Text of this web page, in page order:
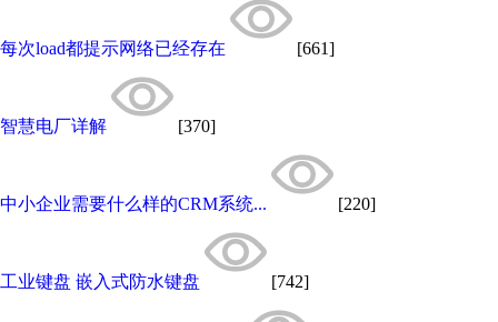
每次load都提示网络已经存在 [661]
智慧电厂详解 [370]
中小企业需要什么样的CRM系统... [220]
工业键盘 嵌入式防水键盘 [742]